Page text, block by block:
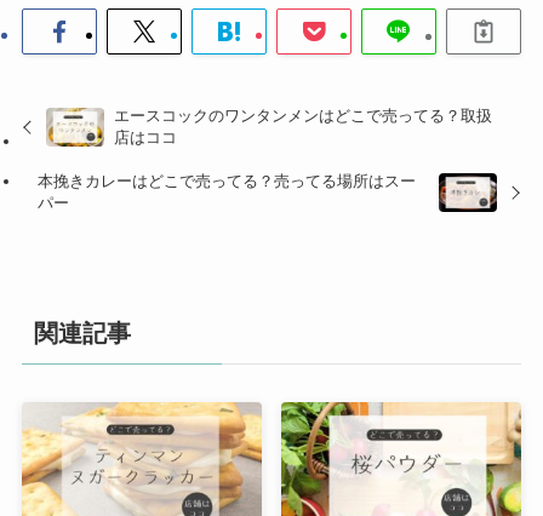
エースコックのワンタンメンはどこで売ってる？取扱
店はココ
本挽きカレーはどこで売ってる？売ってる場所はスー
パー
関連記事